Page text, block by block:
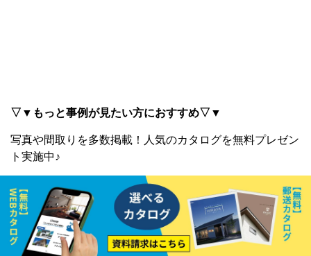
▽▼もっと事例が見たい方におすすめ▽▼
写真や間取りを多数掲載！ 人気のカタログを無料プレゼン
ト実施中♪